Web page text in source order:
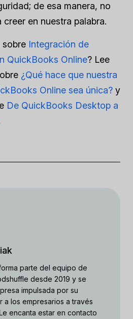
de esa manera, no
en nuestra palabra.
sobre Integración de
QuickBooks Online? Lee
¿Qué hace que nuestra
Online sea única? y
De QuickBooks Desktop a
parte del equipo de
desde 2019 y se
impulsada por su
a los empresarios a través
encanta estar en contacto